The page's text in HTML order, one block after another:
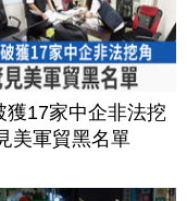
獲17家中企非法挖
美軍貿黑名單